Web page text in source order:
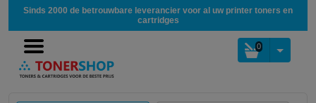
Sinds 2000 de betrouwbare leverancier voor al uw printer toners en
cartridges
0